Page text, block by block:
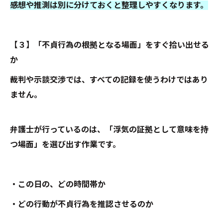
感想や推測は別に分けておくと整理しやすくなります。
【３】「不貞行為の根拠となる場面」をすぐ拾い出せる
か
裁判や示談交渉では、すべての記録を使うわけではあり
ません。
弁護士が行っているのは、「浮気の証拠として意味を持
つ場面」を選び出す作業です。
・この日の、どの時間帯か
・どの行動が不貞行為を推認させるのか